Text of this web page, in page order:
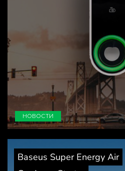
НОВОСТИ
Baseus Super Energy Air